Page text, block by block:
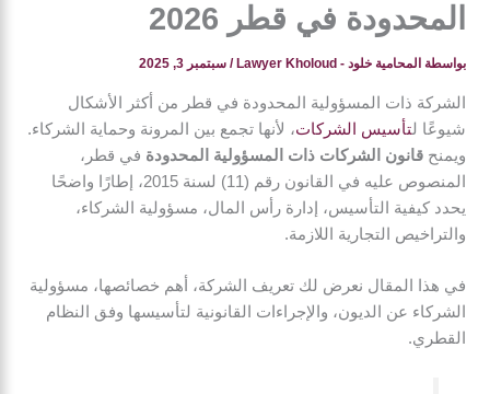
المحدودة في قطر 2026
بواسطة المحامية خلود - Lawyer Kholoud /سبتمبر 3, 2025
الشركة ذات المسؤولية المحدودة في قطر من أكثر الأشكال
شيوعًا لتأسيس الشركات، لأنها تجمع بين المرونة وحماية الشركاء.
ويمنحقانون الشركات ذات المسؤولية المحدودة في قطر،
المنصوص عليه في القانون رقم (11) لسنة 2015، إطارًا واضحًا
يحدد كيفية التأسيس، إدارة رأس المال، مسؤولية الشركاء،
والتراخيص التجارية اللازمة.
في هذا المقال نعرض لك تعريف الشركة، أهم خصائصها، مسؤولية
الشركاء عن الديون، والإجراءات القانونية لتأسيسها وفق النظام
القطري.